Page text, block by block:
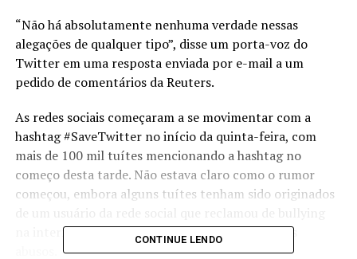
“Não há absolutamente nenhuma verdade nessas
alegações de qualquer tipo”, disse um porta-voz do
Twitter em uma resposta enviada por e-mail a um
pedido de comentários da Reuters.
As redes sociais começaram a se movimentar com a
hashtag #SaveTwitter no início da quinta-feira, com
mais de 100 mil tuítes mencionando a hashtag no
começo desta tarde. Não estava claro como o rumor
começou, embora alguns tuítes tenham sido originados
na internet e como o Twitter lidava mal com tais
CONTINUE LENDO